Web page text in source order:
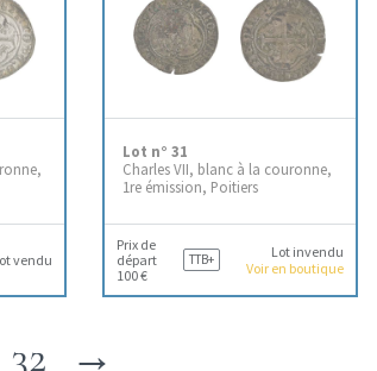
vendu
Lot n° 31
Charles VII, blanc à la couronne,
1re émission, Poitiers
Prix de
départ
100 €
TTB+
Lot invendu
Voir en boutique
32 →